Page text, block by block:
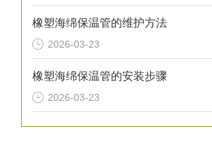
橡塑海绵保温管的维护方法
2026-03-23
橡塑海绵保温管的安装步骤
2026-03-23